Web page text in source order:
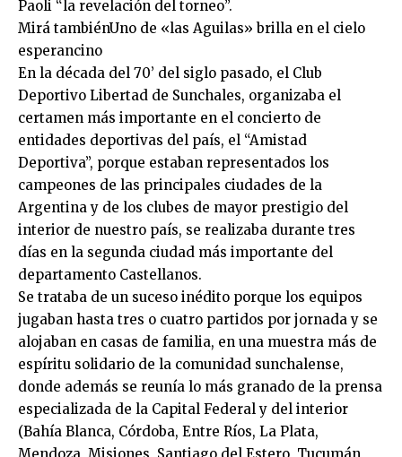
Paoli “la revelación del torneo”.
Mirá tambiénUno de «las Aguilas» brilla en el cielo
esperancino
En la década del 70’ del siglo pasado, el Club
Deportivo Libertad de Sunchales, organizaba el
certamen más importante en el concierto de
entidades deportivas del país, el “Amistad
Deportiva”, porque estaban representados los
campeones de las principales ciudades de la
Argentina y de los clubes de mayor prestigio del
interior de nuestro país, se realizaba durante tres
días en la segunda ciudad más importante del
departamento Castellanos.
Se trataba de un suceso inédito porque los equipos
jugaban hasta tres o cuatro partidos por jornada y se
alojaban en casas de familia, en una muestra más de
espíritu solidario de la comunidad sunchalense,
donde además se reunía lo más granado de la prensa
especializada de la Capital Federal y del interior
(Bahía Blanca, Córdoba, Entre Ríos, La Plata,
Mendoza, Misiones, Santiago del Estero, Tucumán,